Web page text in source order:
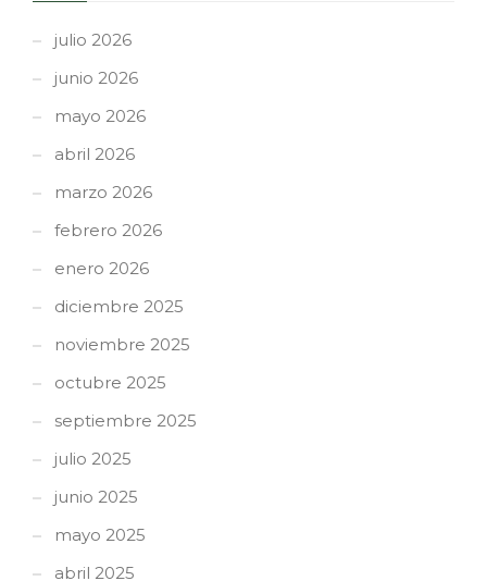
julio 2026
junio 2026
mayo 2026
abril 2026
marzo 2026
febrero 2026
enero 2026
diciembre 2025
noviembre 2025
octubre 2025
septiembre 2025
julio 2025
junio 2025
mayo 2025
abril 2025